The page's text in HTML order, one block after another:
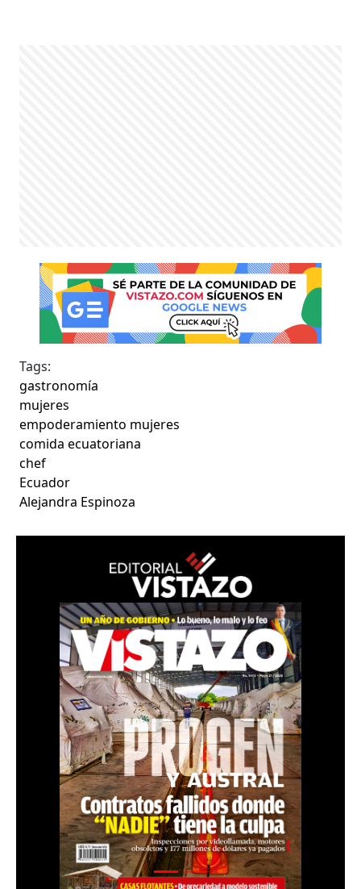
Tags:
gastronomía
mujeres
empoderamiento mujeres
comida ecuatoriana
chef
Ecuador
Alejandra Espinoza